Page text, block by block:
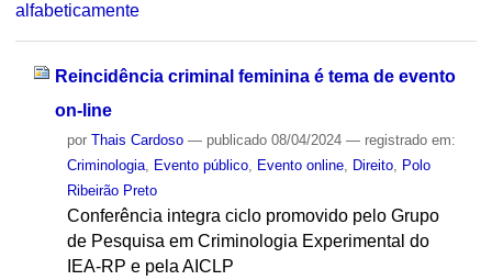
alfabeticamente
Reincidência criminal feminina é tema de evento
on-line
por Thais Cardoso — publicado08/04/2024 — registrado em:
Criminologia, Evento público, Evento online, Direito,
Polo
Ribeirão Preto
Conferência integra ciclo promovido pelo Grupo
de Pesquisa em Criminologia Experimental do
IEA-RP e pela AICLP